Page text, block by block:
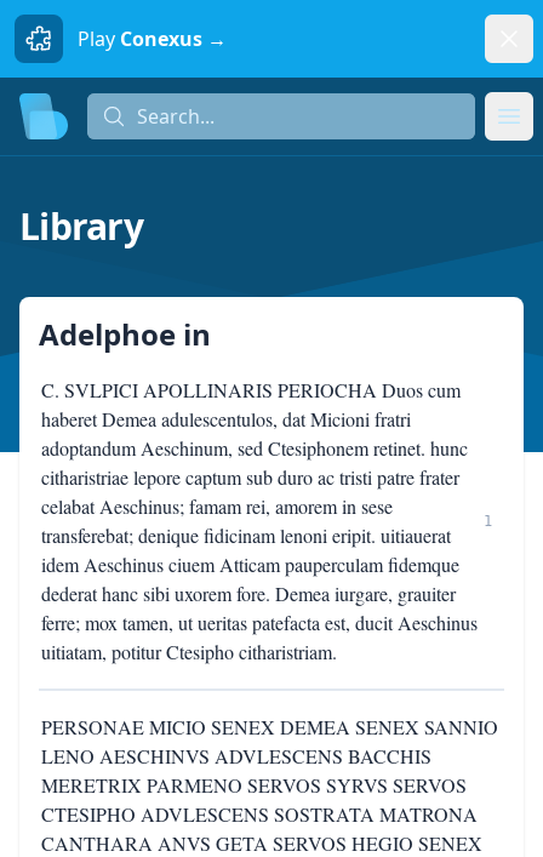
Play Conexus →
Search...
Library
Adelphoe in
C. SVLPICI APOLLINARIS PERIOCHA Duos cum
haberet Demea adulescentulos, dat Micioni fratri
adoptandum Aeschinum, sed Ctesiphonem retinet. hunc
citharistriae lepore captum sub duro ac tristi patre frater
celabat Aeschinus; famam rei, amorem in sese
transferebat; denique fidicinam lenoni eripit. uitiauerat
idem Aeschinus ciuem Atticam pauperculam fidemque
dederat hanc sibi uxorem fore. Demea iurgare, grauiter
ferre; mox tamen, ut ueritas patefacta est, ducit Aeschinus
uitiatam, potitur Ctesipho citharistriam.
1
PERSONAE MICIO SENEX DEMEA SENEX SANNIO
LENO AESCHINVS ADVLESCENS BACCHIS
MERETRIX PARMENO SERVOS SYRVS SERVOS
CTESIPHO ADVLESCENS SOSTRATA MATRONA
CANTHARA ANVS GETA SERVOS HEGIO SENEX